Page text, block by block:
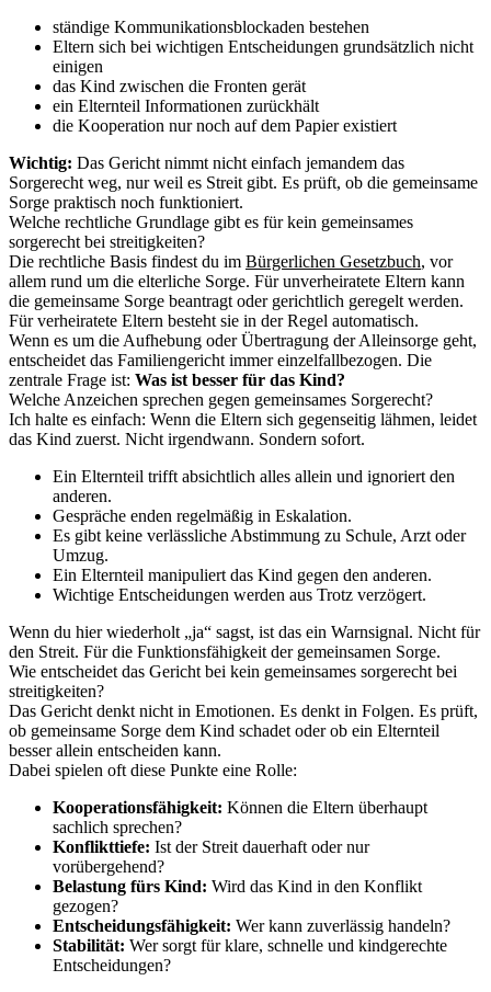
ständige Kommunikationsblockaden bestehen
Eltern sich bei wichtigen Entscheidungen grundsätzlich nicht
einigen
das Kind zwischen die Fronten gerät
ein Elternteil Informationen zurückhält
die Kooperation nur noch auf dem Papier existiert
Wichtig: Das Gericht nimmt nicht einfach jemandem das
Sorgerecht weg, nur weil es Streit gibt. Es prüft, ob die gemeinsame
Sorge praktisch noch funktioniert.
Welche rechtliche Grundlage gibt es für kein gemeinsames
sorgerecht bei streitigkeiten?
Die rechtliche Basis findest du im Bürgerlichen Gesetzbuch, vor
allem rund um die elterliche Sorge. Für unverheiratete Eltern kann
die gemeinsame Sorge beantragt oder gerichtlich geregelt werden.
Für verheiratete Eltern besteht sie in der Regel automatisch.
Wenn es um die Aufhebung oder Übertragung der Alleinsorge geht,
entscheidet das Familiengericht immer einzelfallbezogen. Die
zentrale Frage ist: Was ist besser für das Kind?
Welche Anzeichen sprechen gegen gemeinsames Sorgerecht?
Ich halte es einfach: Wenn die Eltern sich gegenseitig lähmen, leidet
das Kind zuerst. Nicht irgendwann. Sondern sofort.
Ein Elternteil trifft absichtlich alles allein und ignoriert den
anderen.
Gespräche enden regelmäßig in Eskalation.
Es gibt keine verlässliche Abstimmung zu Schule, Arzt oder
Umzug.
Ein Elternteil manipuliert das Kind gegen den anderen.
Wichtige Entscheidungen werden aus Trotz verzögert.
Wenn du hier wiederholt „ja“ sagst, ist das ein Warnsignal. Nicht für
den Streit. Für die Funktionsfähigkeit der gemeinsamen Sorge.
Wie entscheidet das Gericht bei kein gemeinsames sorgerecht bei
streitigkeiten?
Das Gericht denkt nicht in Emotionen. Es denkt in Folgen. Es prüft,
ob gemeinsame Sorge dem Kind schadet oder ob ein Elternteil
besser allein entscheiden kann.
Dabei spielen oft diese Punkte eine Rolle:
Kooperationsfähigkeit: Können die Eltern überhaupt
sachlich sprechen?
Konflikttiefe: Ist der Streit dauerhaft oder nur
vorübergehend?
Belastung fürs Kind: Wird das Kind in den Konflikt
gezogen?
Entscheidungsfähigkeit: Wer kann zuverlässig handeln?
Stabilität: Wer sorgt für klare, schnelle und kindgerechte
Entscheidungen?